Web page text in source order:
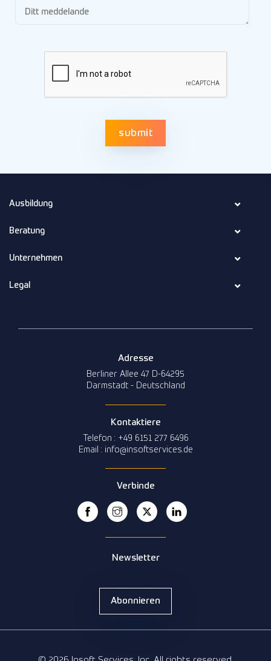
Ausbildung
Beratung
Unternehmen
Legal
Adresse
Berliner Allee 47 D-64295
Darmstadt - Deutschland
Kontaktiere
Telefon : +49 6151 277 6496
Email : info@insoftservices.de
Verbinde
Newsletter
Abonnieren